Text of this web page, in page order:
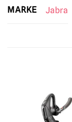
MARKE Jabra